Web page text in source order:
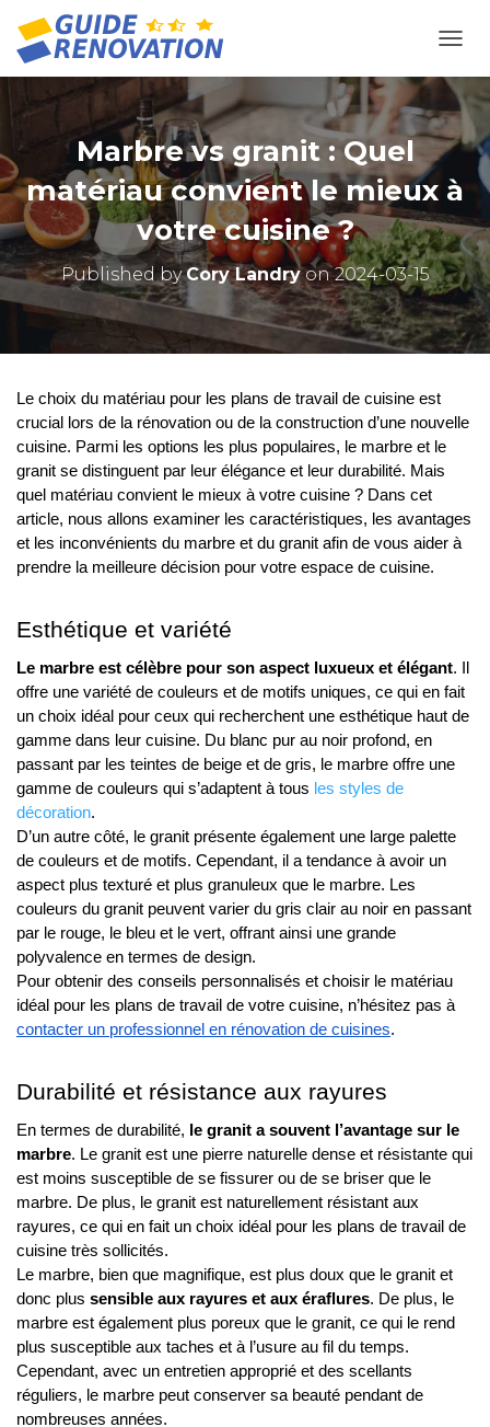
Marbre vs granit : Quel
matériau convient le mieux à
votre cuisine ?
Published byCory Landryon2024-03-15
Le choix du matériau pour les plans de travail de cuisine est
crucial lors de la rénovation ou de la construction d’une nouvelle
cuisine. Parmi les options les plus populaires, le marbre et le
granit se distinguent par leur élégance et leur durabilité. Mais
quel matériau convient le mieux à votre cuisine ? Dans cet
article, nous allons examiner les caractéristiques, les avantages
et les inconvénients du marbre et du granit afin de vous aider à
prendre la meilleure décision pour votre espace de cuisine.
Esthétique et variété
Le marbre est célèbre pour son aspect luxueux et élégant. Il
offre une variété de couleurs et de motifs uniques, ce qui en fait
un choix idéal pour ceux qui recherchent une esthétique haut de
gamme dans leur cuisine. Du blanc pur au noir profond, en
passant par les teintes de beige et de gris, le marbre offre une
gamme de couleurs qui s’adaptent à tous les styles de
décoration.
D’un autre côté, le granit présente également une large palette
de couleurs et de motifs. Cependant, il a tendance à avoir un
aspect plus texturé et plus granuleux que le marbre. Les
couleurs du granit peuvent varier du gris clair au noir en passant
par le rouge, le bleu et le vert, offrant ainsi une grande
polyvalence en termes de design.
Pour obtenir des conseils personnalisés et choisir le matériau
idéal pour les plans de travail de votre cuisine, n’hésitez pas à
contacter un professionnel en rénovation de cuisines.
Durabilité et résistance aux rayures
En termes de durabilité, le granit a souvent l’avantage sur le
marbre. Le granit est une pierre naturelle dense et résistante qui
est moins susceptible de se fissurer ou de se briser que le
marbre. De plus, le granit est naturellement résistant aux
rayures, ce qui en fait un choix idéal pour les plans de travail de
cuisine très sollicités.
Le marbre, bien que magnifique, est plus doux que le granit et
donc plus sensible aux rayures et aux éraflures. De plus, le
marbre est également plus poreux que le granit, ce qui le rend
plus susceptible aux taches et à l’usure au fil du temps.
Cependant, avec un entretien approprié et des scellants
réguliers, le marbre peut conserver sa beauté pendant de
nombreuses années.